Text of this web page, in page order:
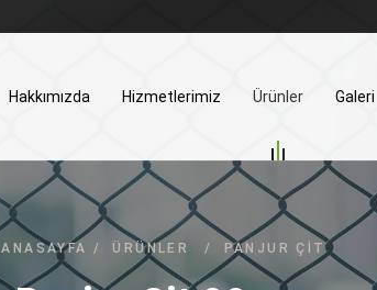
Hakkımızda Hizmetlerimiz Ürünler Galeri
ANASAYFA / ÜRÜNLER / PANJUR ÇIT